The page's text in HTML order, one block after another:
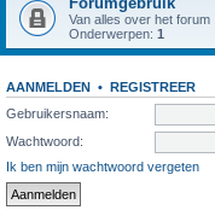
Van alles over het forum
Onderwerpen: 1
AANMELDEN • REGISTREER
Gebruikersnaam:
Wachtwoord:
Ik ben mijn wachtwoord vergeten